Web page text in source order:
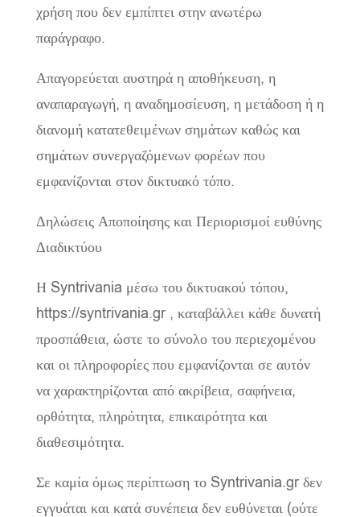
χρήση που δεν εμπίπτει στην ανωτέρω
παράγραφο.
Απαγορεύεται αυστηρά η αποθήκευση, η
αναπαραγωγή, η αναδημοσίευση, η μετάδοση ή η
διανομή κατατεθειμένων σημάτων καθώς και
σημάτων συνεργαζόμενων φορέων που
εμφανίζονται στον δικτυακό τόπο.
Δηλώσεις Αποποίησης και Περιορισμοί ευθύνης
Διαδικτύου
Η Syntrivania μέσω του δικτυακού τόπου,
https://syntrivania.gr , καταβάλλει κάθε δυνατή
προσπάθεια, ώστε το σύνολο του περιεχομένου
και οι πληροφορίες που εμφανίζονται σε αυτόν
να χαρακτηρίζονται από ακρίβεια, σαφήνεια,
ορθότητα, πληρότητα, επικαιρότητα και
διαθεσιμότητα.
Σε καμία όμως περίπτωση το Syntrivania.gr δεν
εγγυάται και κατά συνέπεια δεν ευθύνεται (ούτε